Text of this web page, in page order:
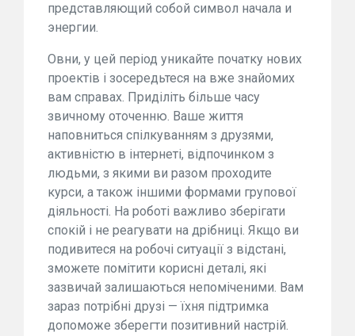
представляющий собой символ начала и
энергии.
Овни, у цей період уникайте початку нових
проектів і зосередьтеся на вже знайомих
вам справах. Приділіть більше часу
звичному оточенню. Ваше життя
наповниться спілкуванням з друзями,
активністю в інтернеті, відпочинком з
людьми, з якими ви разом проходите
курси, а також іншими формами групової
діяльності. На роботі важливо зберігати
спокій і не реагувати на дрібниці. Якщо ви
подивитеся на робочі ситуації з відстані,
зможете помітити корисні деталі, які
зазвичай залишаються непоміченими. Вам
зараз потрібні друзі — їхня підтримка
допоможе зберегти позитивний настрій.